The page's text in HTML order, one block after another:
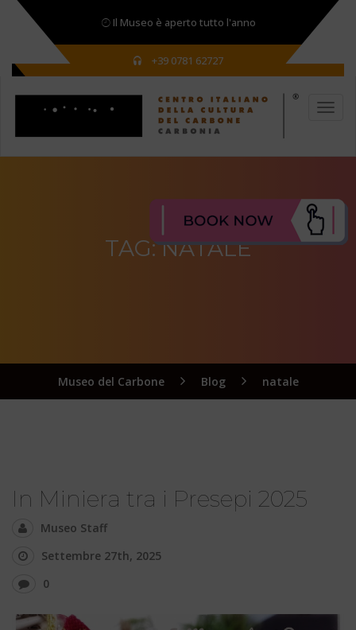
Il Museo è aperto tutto l'anno
+39 0781 62727
TAG:NATALE
Museo del Carbone Blog natale
In Miniera tra i Presepi 2025
Museo Staff
Settembre 27th, 2025
0